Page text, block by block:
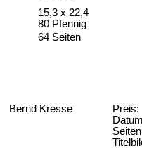
15,3 x 22,4
80 Pfennig
64 Seiten
Bernd Kresse